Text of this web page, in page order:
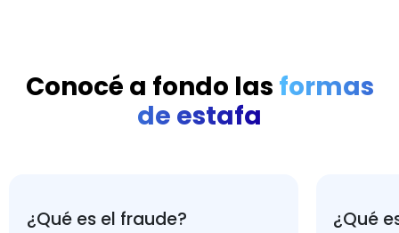
Conocé a fondo las formas
de estafa
¿Qué es el fraude? ¿Qué